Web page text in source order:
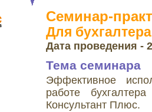
Семинар-
Для
Дата проведения -
Тема семинара
Эффективное
работе
Консультант Плюс.